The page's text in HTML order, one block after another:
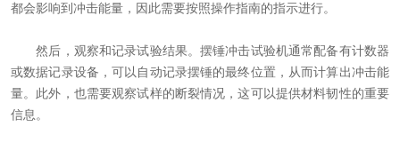
都会影响到冲击能量，因此需要按照操作指南的指示进行。
然后，观察和记录试验结果。摆锤冲击试验机通常配备有计数器
或数据记录设备，可以自动记录摆锤的最终位置，从而计算出冲击能
量。此外，也需要观察试样的断裂情况，这可以提供材料韧性的重要
信息。